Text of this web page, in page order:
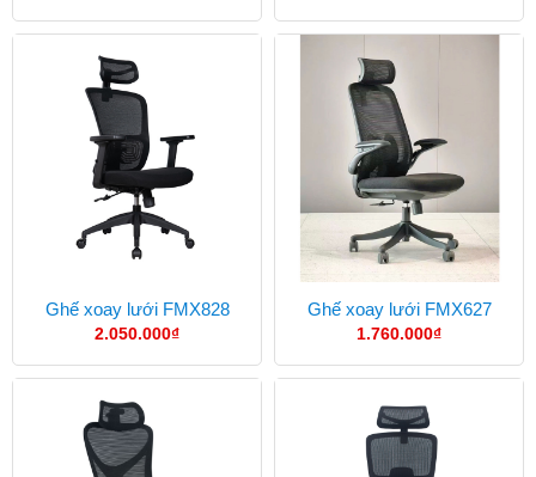
Ghế xoay lưới FMX828
2.050.000₫
Ghế xoay lưới FMX627
1.760.000₫